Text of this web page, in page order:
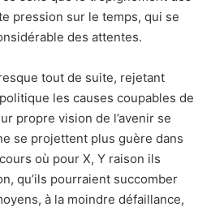
pression sur le temps, qui se
des attentes.
tout de suite, rejetant
les causes coupables de
propre vision de l’avenir se
se projettent plus guère dans
où pour X, Y raison ils
qu’ils pourraient succomber
à la moindre défaillance,